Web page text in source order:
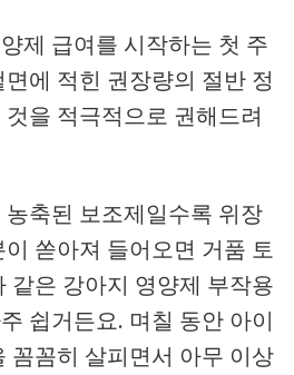
제 급여를 시작하는 첫 주
에 적힌 권장량의 절반 정
을 적극적으로 권해드려
축된 보조제일수록 위장
쏟아져 들어오면 거품 토
같은 강아지 영양제 부작용
쉽거든요. 며칠 동안 아이
꼼꼼히 살피면서 아무 이상